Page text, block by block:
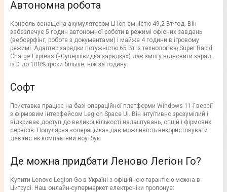
Автономна робота
Консоль оснащена акумулятором Li-Ion ємністю 49,2 Вт·год. Він
забезпечує 5 годин автономної роботи в режимі офісних завдань
(вебсерфінг, робота з документами) і майже 4 години в ігровому
режимі. Адаптер зарядки потужністю 65 Вт із технологією Super Rapid
Charge Express («Супершвидка зарядка») дає змогу відновити заряд
із 0 до 100% трохи більше, ніж за годину.
Софт
Приставка працює на базі операційної платформи Windows 11-ї версії
з фірмовим інтерфейсом Legion Space UI. Він інтуїтивно зрозумілий і
відкриває доступ до великої кількості налаштувань, опцій і фірмових
сервісів. Популярна «операційка» дає можливість використовувати
девайс як компактний ноутбук.
Де можна придбати Леново Легіон Го?
Купити Lenovo Legion Go в Україні з офіційною гарантією можна в
Цитрусі. Наш онлайн-супермаркет електроніки пропонує: